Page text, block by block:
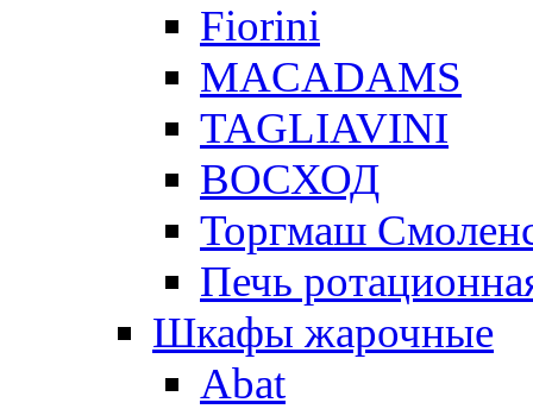
Fiorini
MACADAMS
TAGLIAVINI
ВОСХОД
Торгмаш
Печь
Шкафы жарочные
Abat